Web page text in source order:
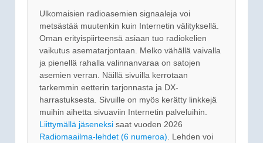
Ulkomaisien radioasemien signaaleja voi
metsästää muutenkin kuin Internetin välityksellä.
Oman erityispiirteensä asiaan tuo radiokelien
vaikutus asematarjontaan. Melko vähällä vaivalla
ja pienellä rahalla valinnanvaraa on satojen
asemien verran. Näillä sivuilla kerrotaan
tarkemmin eetterin tarjonnasta ja DX-
harrastuksesta. Sivuille on myös kerätty linkkejä
muihin aihetta sivuaviin Internetin palveluihin.
Liittymällä jäseneksi saat vuoden 2026
Radiomaailma-lehdet (6 numeroa) . Lehden voi